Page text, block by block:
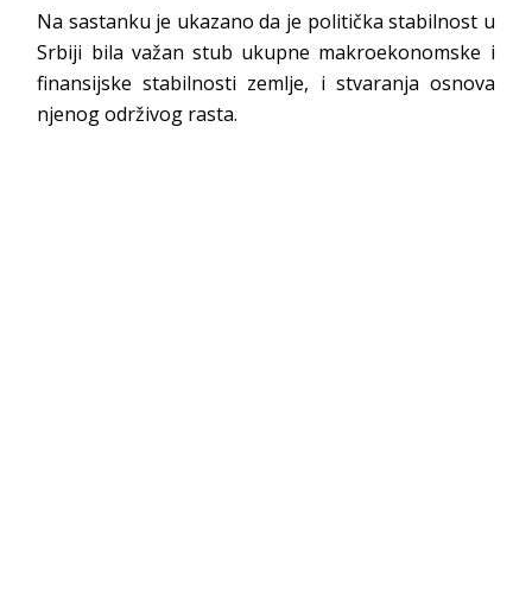
Na sastanku je ukazano da je politička stabilnost u
Srbiji bila važan stub ukupne makroekonomske i
finansijske stabilnosti zemlje, i stvaranja osnova
njenog održivog rasta.